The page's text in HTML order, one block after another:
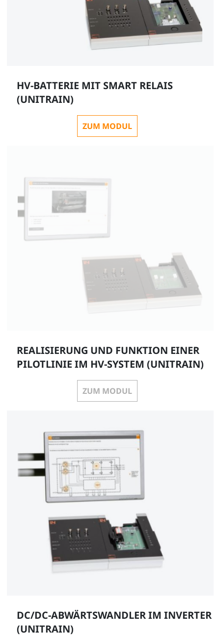
HV-BATTERIE MIT SMART RELAIS
(UNITRAIN)
ZUM MODUL
REALISIERUNG UND FUNKTION EINER
PILOTLINIE IM HV-SYSTEM (UNITRAIN)
ZUM MODUL
DC/DC-ABWÄRTSWANDLER IM INVERTER
(UNITRAIN)